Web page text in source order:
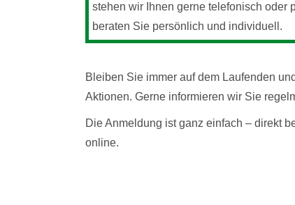
stehen wir Ihnen gerne telefonisch oder
beraten Sie persönlich und individuell.
Bleiben Sie immer auf dem Laufenden
Aktionen. Gerne informieren wir Sie
Die Anmeldung ist ganz einfach – direkt
online.